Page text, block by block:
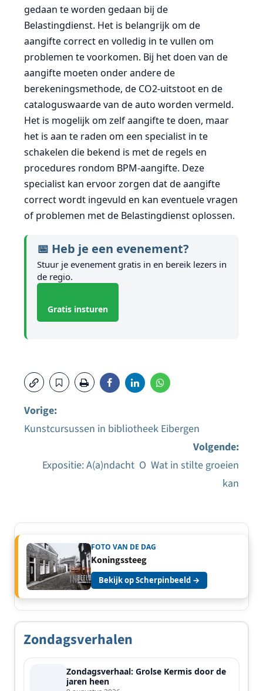
gedaan te worden gedaan bij de
Belastingdienst. Het is belangrijk om de
aangifte correct en volledig in te vullen om
problemen te voorkomen. Bij het doen van de
aangifte moeten onder andere de
berekeningsmethode, de CO2-uitstoot en de
cataloguswaarde van de auto worden vermeld.
Het is mogelijk om zelf aangifte te doen, maar
het is aan te raden om een specialist in te
schakelen die bekend is met de regels en
procedures rondom BPM-aangifte. Deze
specialist kan ervoor zorgen dat de aangifte
correct wordt ingevuld en kan eventuele vragen
of problemen met de Belastingdienst oplossen.
📅 Heb je een evenement?
Stuur je evenement gratis in en bereik lezers in
de regio.
Gratis insturen
navigatie
Vorige:
Kunstcursussen in bibliotheek Eibergen
Volgende:
Expositie: A(a)ndacht O Wat in stilte groeien
kan
FOTO VAN DE DAG
Koningssteeg
Bekijk op Scherpinbeeld →
Zondagsverhalen
Zondagsverhaal: Grolse Kermis door de
jaren heen